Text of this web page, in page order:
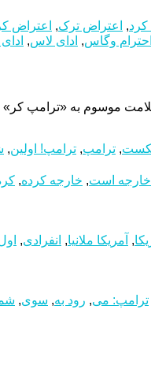
کرد, اعتراض ترک, اعتراض‌
احترام وگاس, ادای لاس‌,
سلامت موسوم به
, ترامپ, ترامپ! اولین,
خارجه است, خارجه کرده,
, آمریکا ملانیا, انفرادی,
ترامپ: می, رود به, سوی,